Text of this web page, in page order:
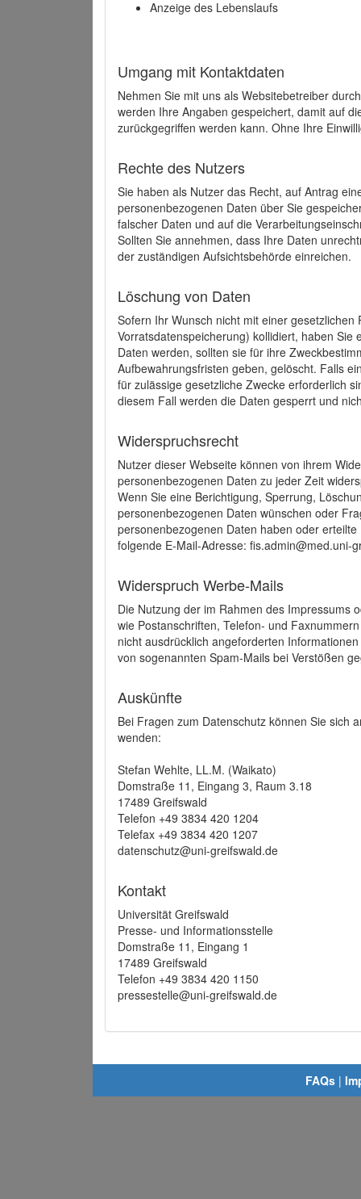
Anzeige des Lebenslaufs
Umgang mit Kontaktdaten
Nehmen Sie mit uns als Websitebetreiber
werden Ihre Angaben gespeichert, damit auf
zurückgegriffen werden kann. Ohne Ihre
Rechte des Nutzers
Sie haben als Nutzer das Recht, auf Antrag
personenbezogenen Daten über Sie
falscher Daten und auf die
Sollten Sie annehmen, dass Ihre Daten
der zuständigen Aufsichtsbehörde einreichen.
Löschung von Daten
Sofern Ihr Wunsch nicht mit einer
Vorratsdatenspeicherung) kollidiert, haben
Daten werden, sollten sie für ihre
Aufbewahrungsfristen geben, gelöscht. Falls
für zulässige gesetzliche Zwecke erforderlich
diesem Fall werden die Daten gesperrt und
Widerspruchsrecht
Nutzer dieser Webseite können von ihrem
personenbezogenen Daten zu jeder Zeit
Wenn Sie eine Berichtigung, Sperrung,
personenbezogenen Daten wünschen oder
personenbezogenen Daten haben oder
folgende E-Mail-Adresse: fis.admin@med.uni-
Widerspruch Werbe-Mails
Die Nutzung der im Rahmen des Impressums
wie Postanschriften, Telefon- und
nicht ausdrücklich angeforderten
von sogenannten Spam-Mails bei Verstößen
Auskünfte
Bei Fragen zum Datenschutz können Sie sich
wenden:
Stefan Wehlte, LL.M. (Waikato)
Domstraße 11, Eingang 3, Raum 3.18
17489 Greifswald
Telefon +49 3834 420 1204
Telefax +49 3834 420 1207
datenschutz@uni-greifswald.de
Kontakt
Universität Greifswald
Presse- und Informationsstelle
Domstraße 11, Eingang 1
17489 Greifswald
Telefon +49 3834 420 1150
pressestelle@uni-greifswald.de
FAQs |